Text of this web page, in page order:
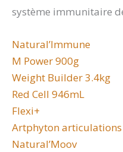
système immunitaire
Natural’Immune
M Power 900g
Weight Builder 3.4kg
Red Cell 946mL
Flexi+
Artphyton articulations
Natural’Moov